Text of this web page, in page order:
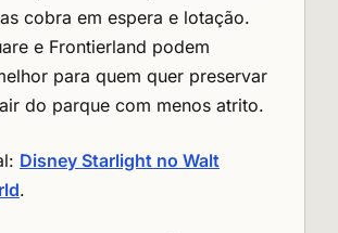
cobra em espera e lotação.
e Frontierland podem
para quem quer preservar
do parque com menos atrito.
Disney Starlight no Walt
.